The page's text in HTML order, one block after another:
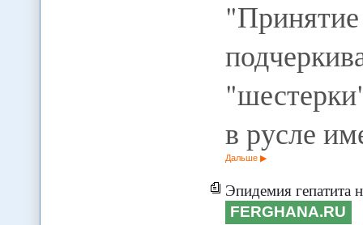
в русле
Дальше
Эпидемия гепатита
FERGHANA.RU